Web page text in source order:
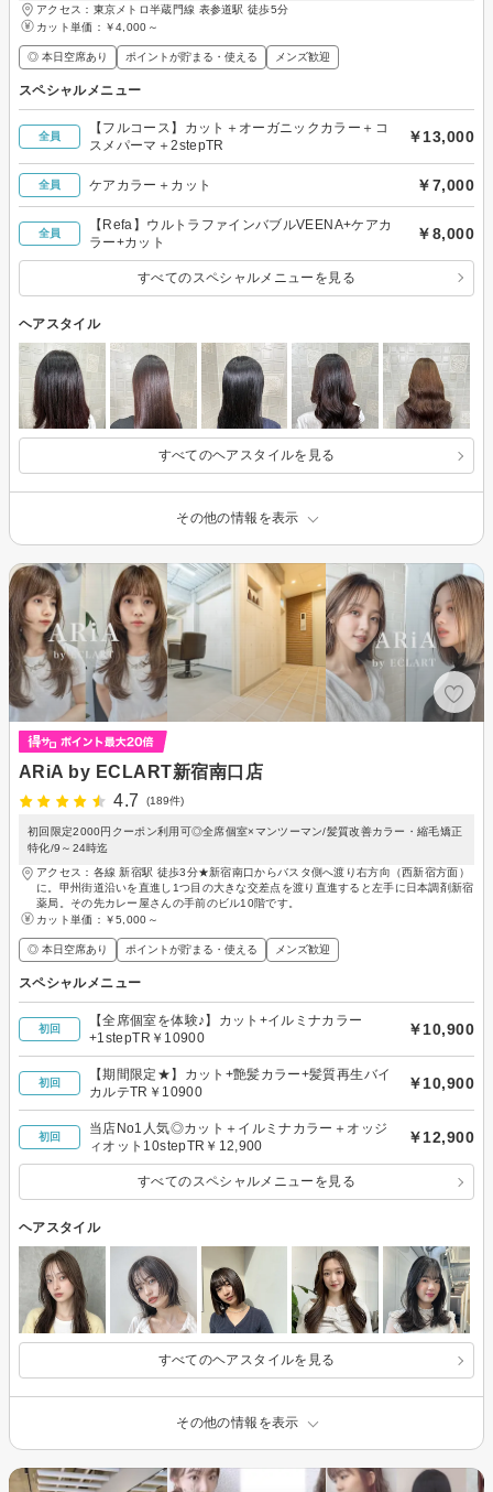
アクセス：東京メトロ半蔵門線 表参道駅 徒歩5分
カット単価： ￥4,000～
◎ 本日空席あり ポイントが貯まる・使える メンズ歓迎
スペシャルメニュー
全員
【フルコース】カット＋オーガニックカラー＋コ
スメパーマ＋2stepTR
￥13,000
全員 ケアカラー＋カット ￥7,000
全員
【Refa】ウルトラファインバブルVEENA+ケアカ
ラー+カット
￥8,000
すべてのスペシャルメニューを見る
ヘアスタイル
すべてのヘアスタイルを見る
その他の情報を表示
ARiA by ECLART新宿南口店
4.7
(189件)
初回限定2000円クーポン利用可◎全席個室×マンツーマン/髪質改善カラー・縮毛矯正
特化/9～24時迄
アクセス：各線 新宿駅 徒歩3分★新宿南口からバスタ側へ渡り右方向（西新宿方面）
に。甲州街道沿いを直進し1つ目の大きな交差点を渡り直進すると左手に日本調剤新宿
薬局。その先カレー屋さんの手前のビル10階です。
カット単価： ￥5,000～
◎ 本日空席あり ポイントが貯まる・使える メンズ歓迎
スペシャルメニュー
初回
【全席個室を体験♪】カット+イルミナカラー
+1stepTR￥10900
￥10,900
初回
【期間限定★】カット+艶髪カラー+髪質再生バイ
カルテTR￥10900
￥10,900
初回
当店No1人気◎カット＋イルミナカラー＋オッジ
ィオット10stepTR￥12,900
￥12,900
すべてのスペシャルメニューを見る
ヘアスタイル
すべてのヘアスタイルを見る
その他の情報を表示